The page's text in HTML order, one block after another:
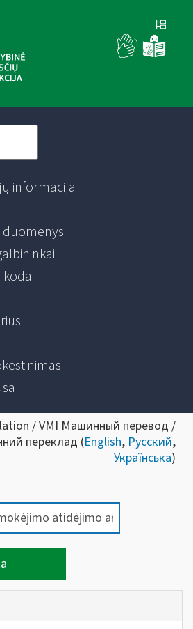
informacija
duomenys
/ VMI Машинный перевод /
переклад (English, Русский,
Українська)